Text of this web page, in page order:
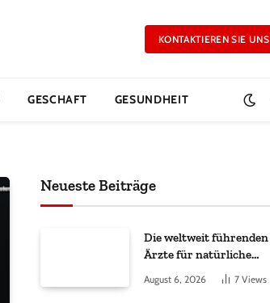
KONTAKTIEREN SIE UNS
GESCHAFT GESUNDHEIT
Neueste Beiträge
Die weltweit führenden
Ärzte für natürliche
Haartransplantationen
August 6, 2026 7 Views